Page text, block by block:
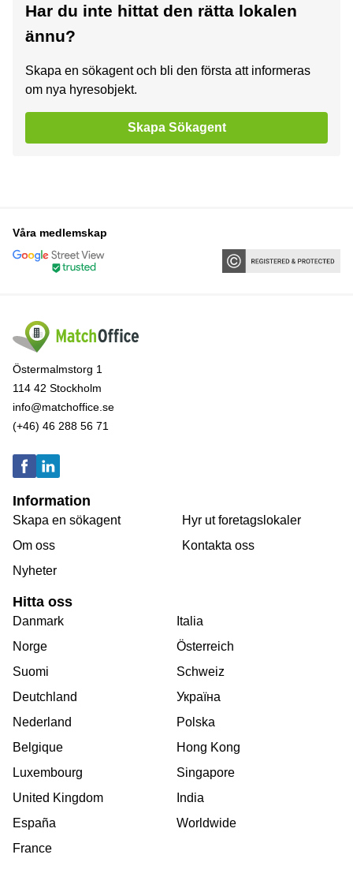
Har du inte hittat den rätta lokalen
ännu?
Skapa en sökagent och bli den första att informeras
om nya hyresobjekt.
Skapa Sökagent
Våra medlemskap
Östermalmstorg 1
114 42 Stockholm
info@matchoffice.se
(+46) 46 288 56 71
Information
Skapa en sökagent
Om oss
Nyheter
Hyr ut foretagslokaler
Kontakta oss
Hitta oss
Danmark
Norge
Suomi
Deutchland
Nederland
Belgique
Luxembourg
United Kingdom
España
France
Italia
Österreich
Schweiz
Україна
Polska
Hong Kong
Singapore
India
Worldwide